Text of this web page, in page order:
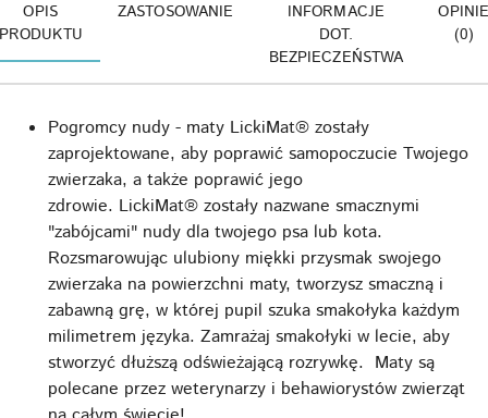
OPIS
ZASTOSOWANIE
INFORMACJE
DOT.
BEZPIECZEŃSTWA
(0)
Pogromcy nudy - maty LickiMat® zostały
zaprojektowane, aby poprawić samopoczucie Twojego
zwierzaka, a także poprawić jego
zdrowie. LickiMat® zostały nazwane smacznymi
"zabójcami" nudy dla twojego psa lub kota.
Rozsmarowując ulubiony miękki przysmak swojego
zwierzaka na powierzchni maty, tworzysz smaczną i
zabawną grę, w której pupil szuka smakołyka każdym
milimetrem języka. Zamrażaj smakołyki w lecie, aby
stworzyć dłuższą odświeżającą rozrywkę. Maty są
polecane przez weterynarzy i behawiorystów zwierząt